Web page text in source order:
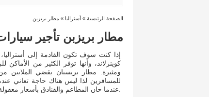
الصفحة الرئيسية » أستراليا » مطار بريزبن
مطار بريزبن تأجير
إذا كنت سوف تكون القادمة إلى
كوينزلاند، وأنها توفر الكثير من
ومثيرة. مطار بريسبان يقضي الملايين
للمسافرين لذا ليس هناك حاجة تعاني